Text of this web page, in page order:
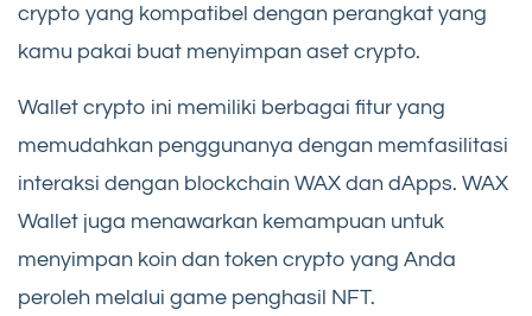
crypto yang kompatibel dengan perangkat yang
kamu pakai buat menyimpan aset crypto.
Wallet crypto ini memiliki berbagai fitur yang
memudahkan penggunanya dengan memfasilitasi
interaksi dengan blockchain WAX dan dApps. WAX ​​
Wallet juga menawarkan kemampuan untuk
menyimpan koin dan token crypto yang Anda
peroleh melalui game penghasil NFT.